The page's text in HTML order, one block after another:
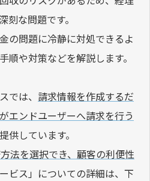
刻な問題です。
の問題に冷静に対処できるよ
順や対策などを解説します。
では、 請求情報を作成するだ
エンドユーザーへ請求を行う
供しています。
法を選択でき、顧客の利便性
ビス」についての詳細は、下